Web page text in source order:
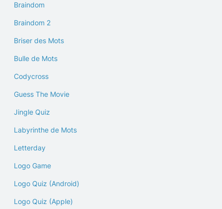
Braindom
Braindom 2
Briser des Mots
Bulle de Mots
Codycross
Guess The Movie
Jingle Quiz
Labyrinthe de Mots
Letterday
Logo Game
Logo Quiz (Android)
Logo Quiz (Apple)